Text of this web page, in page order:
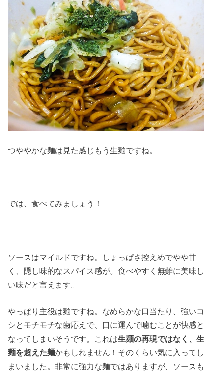
つややかな麺は見た感じもう生麺ですね。
では、食べてみましょう！
ソースはマイルドですね。しょっぱさ控えめでやや甘
く、隠し味的なスパイス感が。食べやすく無難に美味し
い味だと言えます。
やっぱり主役は麺ですね。なめらかな口当たり、強いコ
シとモチモチな歯応えで、口に運んで噛むことが快感と
なってしまいそうです。これは生麺の再現ではなく、生
麺を超えた麺かもしれません！そのくらい気に入ってし
まいました。非常に強力な麺ではありますが、ソースも